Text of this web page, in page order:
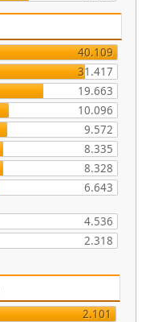
40.109
31.417
19.663
10.096
9.572
8.335
8.328
6.643
4.536
2.318
2.101